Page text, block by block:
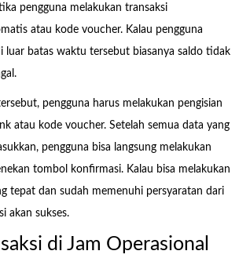
pengguna melakukan transaksi
atau kode voucher. Kalau pengguna
luar batas waktu tersebut biasanya saldo tidak
pengguna harus melakukan pengisian
atau kode voucher. Setelah semua data yang
pengguna bisa langsung melakukan
tombol konfirmasi. Kalau bisa melakukan
tepat dan sudah memenuhi persyaratan dari
akan sukses.
di Jam Operasional